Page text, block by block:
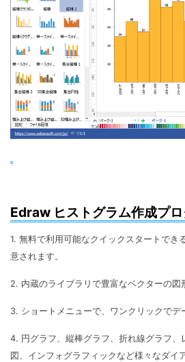
Edraw ヒストグラム作成プ
1. 無料で利用可能なクイックスタートでき
意されます。
2. 内蔵のライブラリで豊富なベクターの図
3. ショートメニューで、ワンクリックでデ
4. 円グラフ、縦棒グラフ、折れ線グラフ、
図、インフォグラフィックなど様々なダイ